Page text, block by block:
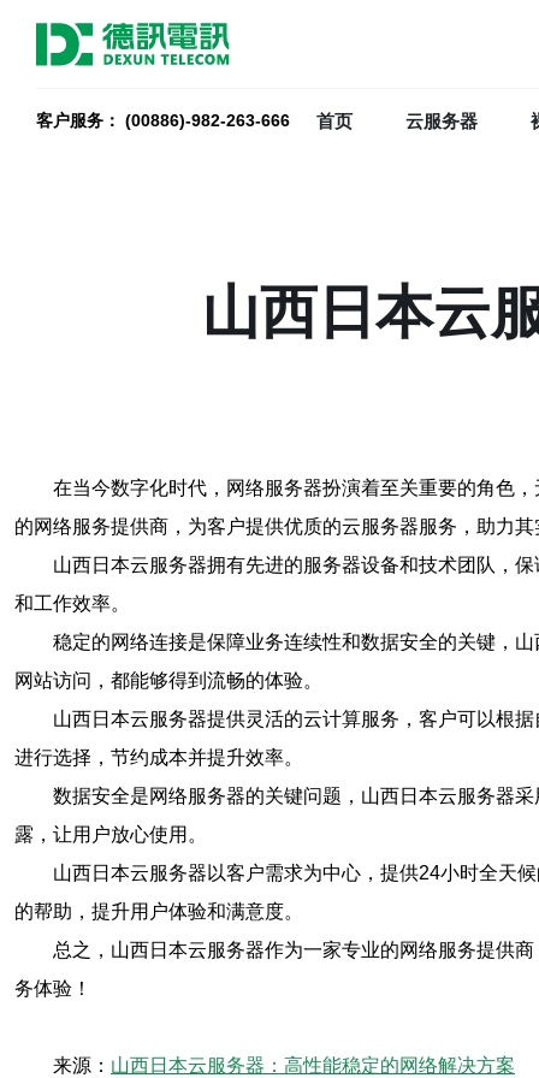
客户服务： (00886)-982-263-666 首页 云服务器
山西日本云
在当今数字化时代，网络服务器扮演着至关重要的角色
的网络服务提供商，为客户提供优质的云服务器服务，助力
山西日本云服务器拥有先进的服务器设备和技术团队，
和工作效率。
稳定的网络连接是保障业务连续性和数据安全的关键，
网站访问，都能够得到流畅的体验。
山西日本云服务器提供灵活的云计算服务，客户可以根
进行选择，节约成本并提升效率。
数据安全是网络服务器的关键问题，山西日本云服务器
露，让用户放心使用。
山西日本云服务器以客户需求为中心，提供24小时全天
的帮助，提升用户体验和满意度。
总之，山西日本云服务器作为一家专业的网络服务提供
务体验！
来源： 山西日本云服务器：高性能稳定的网络解决方案